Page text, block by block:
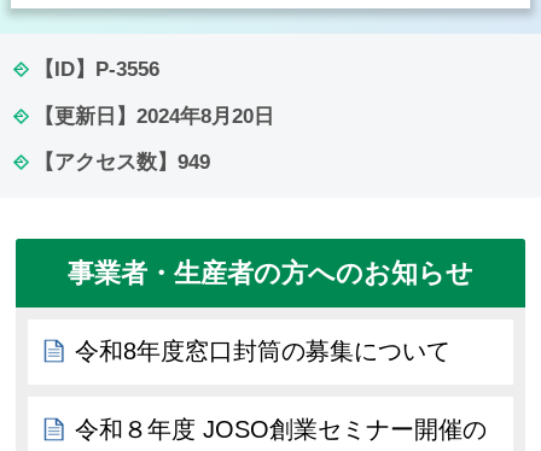
【ID】 P-3556
【更新日】 2024年8月20日
【アクセス数】 949
事業者・生産者の方へのお知らせ
令和8年度窓口封筒の募集について
令和８年度 JOSO創業セミナー開催の